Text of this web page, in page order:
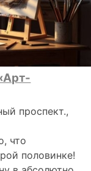
проспект.,
что
половинке!